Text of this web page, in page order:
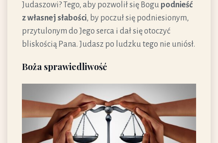
Judaszowi? Tego, aby pozwolił się Bogu podnieść
z własnej słabości, by poczuł się podniesionym,
przytulonym do Jego serca i dał się otoczyć
bliskością Pana. Judasz po ludzku tego nie uniósł.
Boża sprawiedliwość